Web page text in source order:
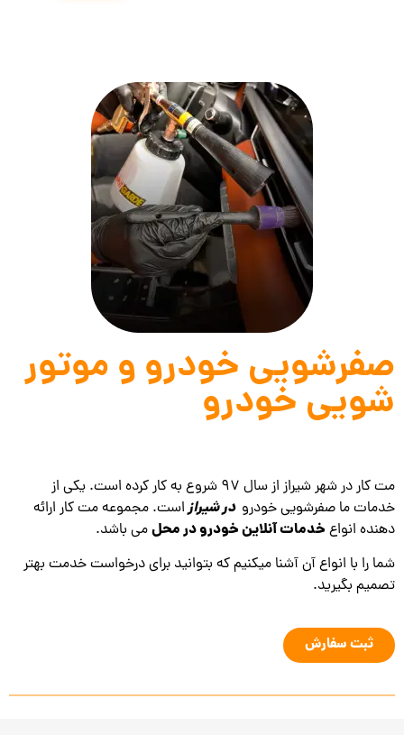
صفرشویی خودرو و موتور
شویی خودرو
مت کار در شهر شیراز از سال 97 شروع به کار کرده است. یکی از
خدمات ما صفرشویی خودرو در شیرازاست. مجموعه مت کار ارائه
دهنده انواع خدمات آنلاین خودرو در محلمی باشد.
شما را با انواع آن آشنا میکنیم که بتوانید برای درخواست خدمت بهتر
تصمیم بگیرید.
ثبت سفارش